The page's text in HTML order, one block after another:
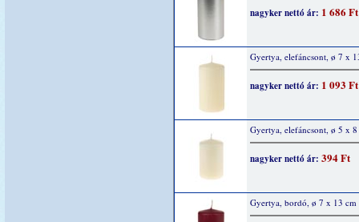
nagyker nettó ár: 1 686 Ft
Gyertya, elefáncsont, ø 7 x
nagyker nettó ár: 1 093 Ft
Gyertya, elefáncsont, ø 5 x
nagyker nettó ár: 394 Ft
Gyertya, bordó, ø 7 x 13 cm